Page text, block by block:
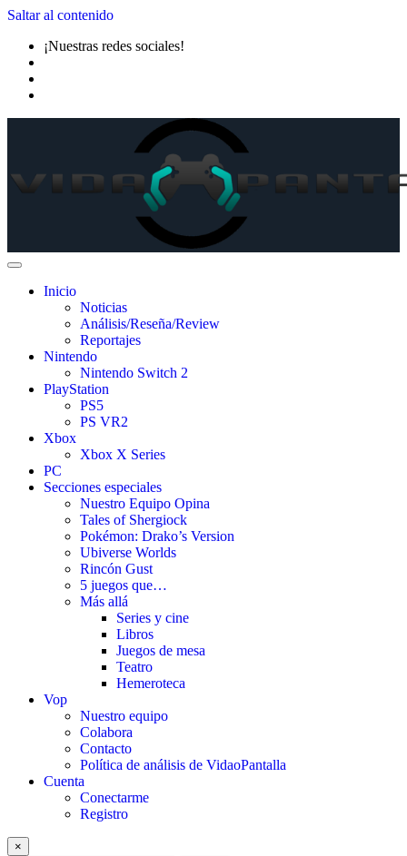
Saltar al contenido
¡Nuestras redes sociales!
Inicio
Noticias
Análisis/Reseña/Review
Reportajes
Nintendo
Nintendo Switch 2
PlayStation
PS5
PS VR2
Xbox
Xbox X Series
PC
Secciones especiales
Nuestro Equipo Opina
Tales of Shergiock
Pokémon: Drako’s Version
Ubiverse Worlds
Rincón Gust
5 juegos que…
Más allá
Series y cine
Libros
Juegos de mesa
Teatro
Hemeroteca
Vop
Nuestro equipo
Colabora
Contacto
Política de análisis de VidaoPantalla
Cuenta
Conectarme
Registro
×